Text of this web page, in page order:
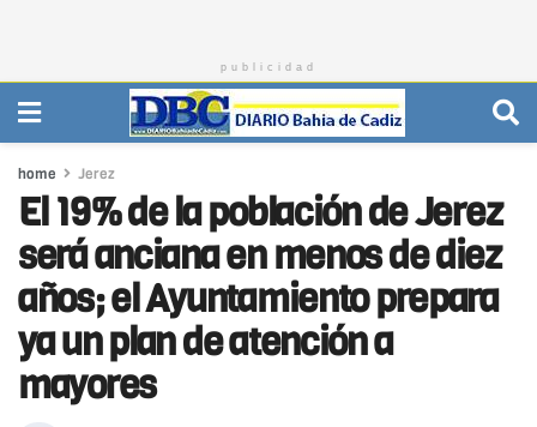
publicidad
home Jerez
El 19% de la población de Jerez
será anciana en menos de diez
años; el Ayuntamiento prepara
ya un plan de atención a
mayores